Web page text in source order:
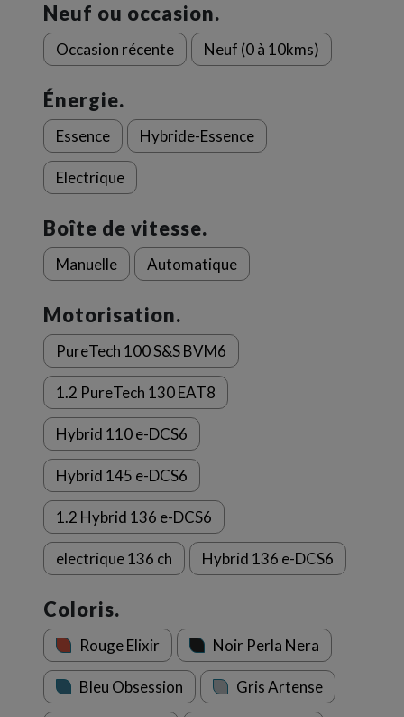
Neuf ou occasion.
Occasion récente Neuf (0 à 10kms)
Énergie.
Essence Hybride-Essence
Electrique
Boîte de vitesse.
Manuelle Automatique
Motorisation.
PureTech 100 S&S BVM6
1.2 PureTech 130 EAT8
Hybrid 110 e-DCS6
Hybrid 145 e-DCS6
1.2 Hybrid 136 e-DCS6
electrique 136 ch Hybrid 136 e-DCS6
Coloris.
Rouge Elixir Noir Perla Nera
Bleu Obsession Gris Artense